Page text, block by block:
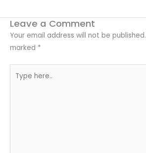
Leave a Comment
Your email address will not be published.
marked *
here..